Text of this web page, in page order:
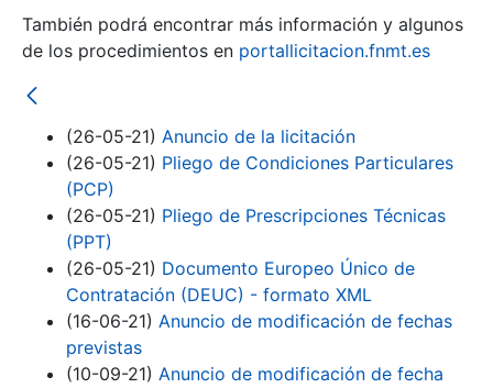
Show/Hide
También podrá encontrar más información y algunos
de los procedimientos en portallicitacion.fnmt.es
(26-05-21) Anuncio de la licitación
(26-05-21) Pliego de Condiciones Particulares
(PCP)
(26-05-21) Pliego de Prescripciones Técnicas
(PPT)
(26-05-21) Documento Europeo Único de
Contratación (DEUC) - formato XML
(16-06-21) Anuncio de modificación de fechas
previstas
(10-09-21) Anuncio de modificación de fecha